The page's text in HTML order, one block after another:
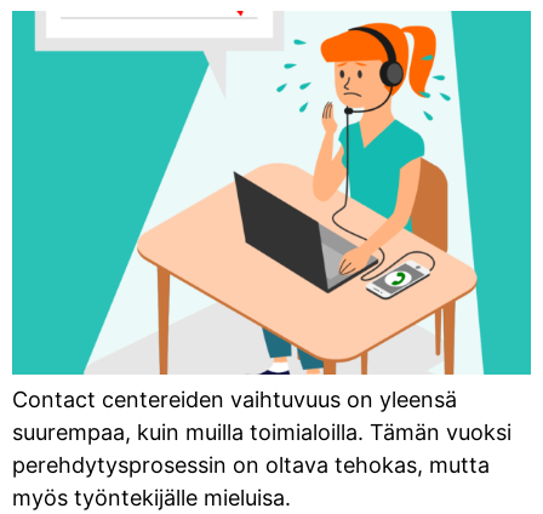
Contact centereiden vaihtuvuus on yleensä
suurempaa, kuin muilla toimialoilla. Tämän vuoksi
perehdytysprosessin on oltava tehokas, mutta
myös työntekijälle mieluisa.